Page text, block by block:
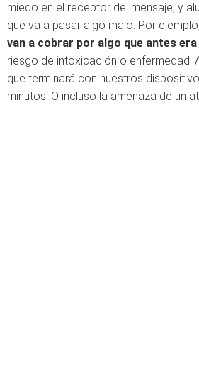
miedo en el receptor del mensaje, y
que va a pasar algo malo. Por ejemplo,
van a cobrar por algo que antes
riesgo de intoxicación o enfermedad.
que terminará con nuestros
minutos. O incluso la amenaza de un